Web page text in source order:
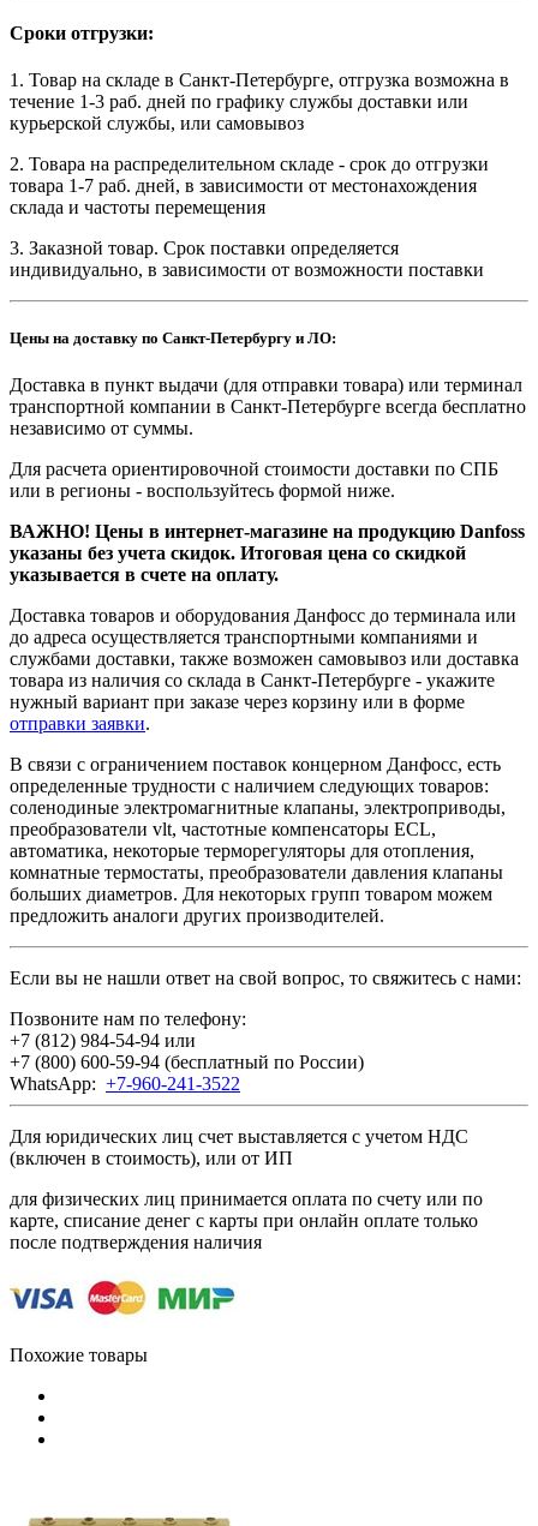
Сроки отгрузки:
1. Товар на складе в Санкт-Петербурге, отгрузка возможна в
течение 1-3 раб. дней по графику службы доставки или
курьерской службы, или самовывоз
2. Товара на распределительном складе - срок до отгрузки
товара 1-7 раб. дней, в зависимости от местонахождения
склада и частоты перемещения
3. Заказной товар. Срок поставки определяется
индивидуально, в зависимости от возможности поставки
Цены на доставку по Санкт-Петербургу и ЛО:
Доставка в пункт выдачи (для отправки товара) или терминал
транспортной компании в Санкт-Петербурге всегда бесплатно
независимо от суммы.
Для расчета ориентировочной стоимости доставки по СПБ
или в регионы - воспользуйтесь формой ниже.
ВАЖНО! Цены в интернет-магазине на продукцию Danfoss
указаны без учета скидок. Итоговая цена со скидкой
указывается в счете на оплату.
Доставка товаров и оборудования Данфосс до терминала или
до адреса осуществляется транспортными компаниями и
службами доставки, также возможен самовывоз или доставка
товара из наличия со склада в Санкт-Петербурге - укажите
нужный вариант при заказе через корзину или в форме
отправки заявки.
В связи с ограничением поставок концерном Данфосс, есть
определенные трудности с наличием следующих товаров:
соленодиные электромагнитные клапаны, электроприводы,
преобразователи vlt, частотные компенсаторы ECL,
автоматика, некоторые терморегуляторы для отопления,
комнатные термостаты, преобразователи давления клапаны
больших диаметров. Для некоторых групп товаром можем
предложить аналоги других производителей.
Если вы не нашли ответ на свой вопрос, то свяжитесь с нами:
Позвоните нам по телефону:
+7 (812) 984-54-94 или
+7 (800) 600-59-94 (бесплатный по России)
WhatsApp: +7-960-241-3522
Для юридических лиц счет выставляется с учетом НДС
(включен в стоимость), или от ИП
для физических лиц принимается оплата по счету или по
карте, списание денег с карты при онлайн оплате только
после подтверждения наличия
Похожие товары